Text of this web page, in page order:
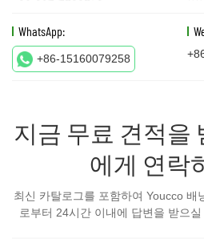
WhatsApp:
+86-15160079258
지금 무료 견적을
에게 연락
최신 카탈로그를 포함하여 Youcco 배
로부터 24시간 이내에 답변을 받으